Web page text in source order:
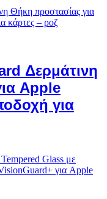
Δερμάτινη
Apple
για